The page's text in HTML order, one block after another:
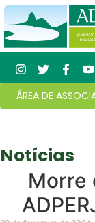
ÁREA DE
Notícias
Morre